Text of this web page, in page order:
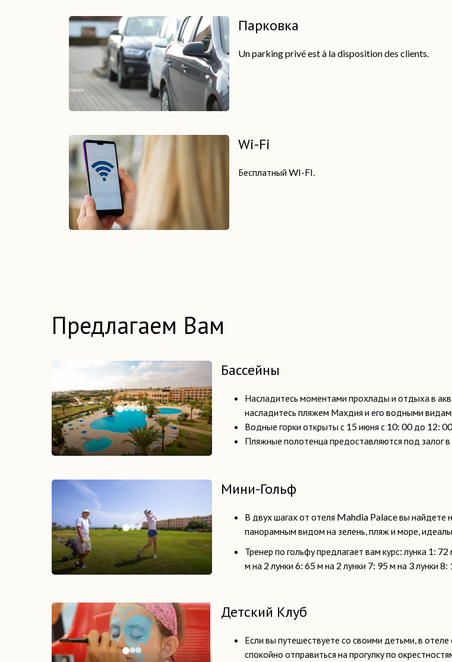
Парковка
Un parking privé est à la disposition des clients.
Wi-Fi
Бесплатный WI-FI.
Предлагаем Вам
Бассейны
Насладитесь моментами прохлады и отдыха в
насладитесь пляжем Махдия и его водными
Водные горки открыты с 15 июня с 10: 00 до 12:
Пляжные полотенца предоставляются под залог
Мини-Гольф
В двух шагах от отеля Mahdia Palace вы
панорамным видом на зелень, пляж и море,
Тренер по гольфу предлагает вам курс: лунка 1:
м на 2 лунки 6: 65 м на 2 лунки 7: 95 м на 3 лунки
Детский Клуб
Если вы путешествуете со своими детьми, в
спокойно отправиться на прогулку по